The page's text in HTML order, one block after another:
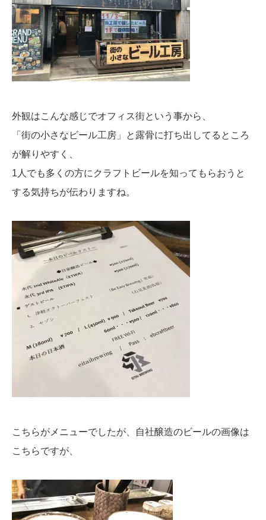
外観はこんな感じでオフィス街という事から、
「街の小さなビール工房」と露骨に打ち出してるところ
が解りやすく、
1人でも多くの方にクラフトビールを知ってもらおうと
する気持ちが伝わりますね。
こちらがメニューでしたが、自社醸造のビールの画像は
こちらですが、